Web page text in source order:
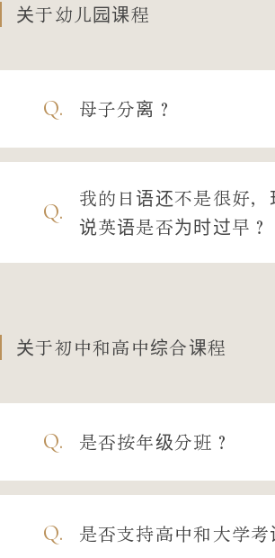
关于幼儿园课程
Q. 母子分离？
Q.
我的日语还不是很好，
说英语是否为时过早？
关于初中和高中综合课程
Q. 是否按年级分班？
Q. 是否支持高中和大学考